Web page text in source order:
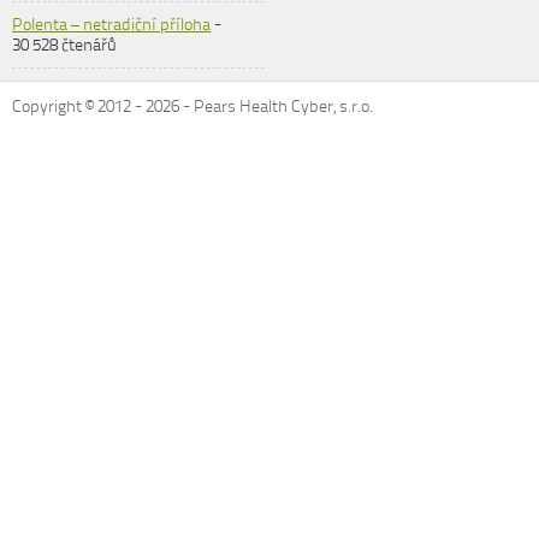
Polenta – netradiční příloha-
30 528 čtenářů
Copyright © 2012 -2026 - Pears Health Cyber, s.r.o.